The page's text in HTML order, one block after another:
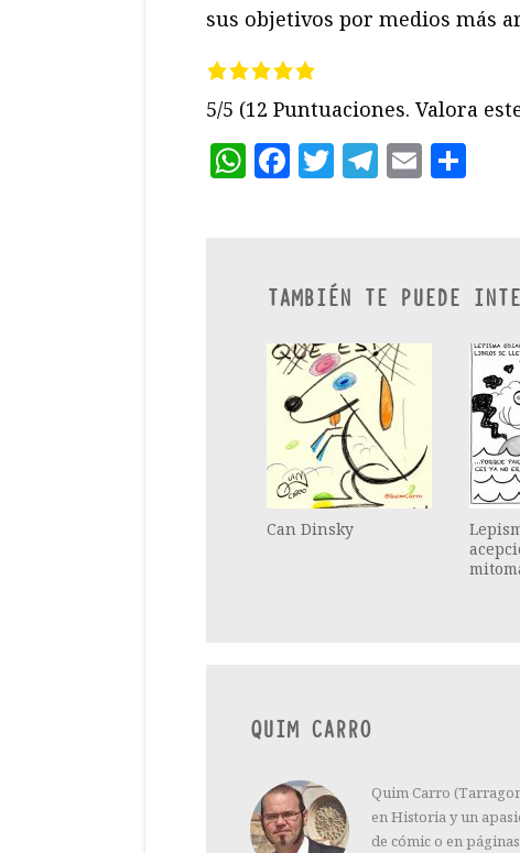
sus objetivos por medios más
5/5 (12 Puntuaciones. Valora
WhatsApp
Facebook
Twitter
Telegram
Email
TAMBIÉN TE PUEDE
Can Dinsky
QUIM CARRO
Quim Carro
en Historia y un
de cómic o en